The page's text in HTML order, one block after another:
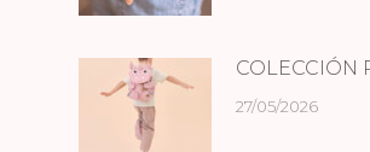
COLECCIÓN
27/05/2026